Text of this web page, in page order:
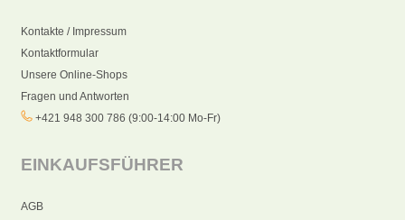
Kontakte / Impressum
Kontaktformular
Unsere Online-Shops
Fragen und Antworten
+421 948 300 786 (9:00-14:00 Mo-Fr)
EINKAUFSFÜHRER
AGB